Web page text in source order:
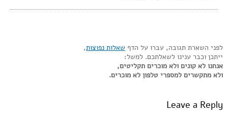
לפני השארת תגובה, עברו על הדף שאלות נפוצות,
ייתכן וכבר ענינו לשאלתכם. למשל:
אנחנו לא קונים ולא מוכרים תקליטים,
ולא מתקשרים למספרי טלפון לא מוכרים.
Leave a Reply